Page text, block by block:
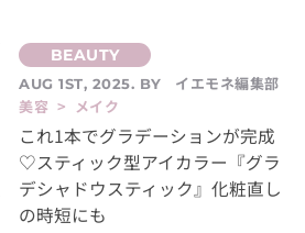
AUG 1ST, 2025. BY
イエモネ編集部
美容 > メイク
これ1本でグラデーションが完成
♡スティック型アイカラー『グラ
デシャドウスティック』化粧直し
の時短にも